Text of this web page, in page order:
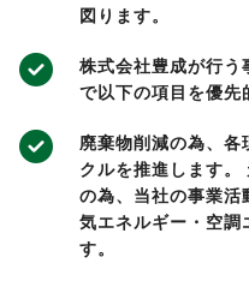
図ります。
株式会社豊成が行う
で以下の項目を優先
廃棄物削減の為、各
クルを推進します。
の為、当社の事業活
気エネルギー・空調
す。